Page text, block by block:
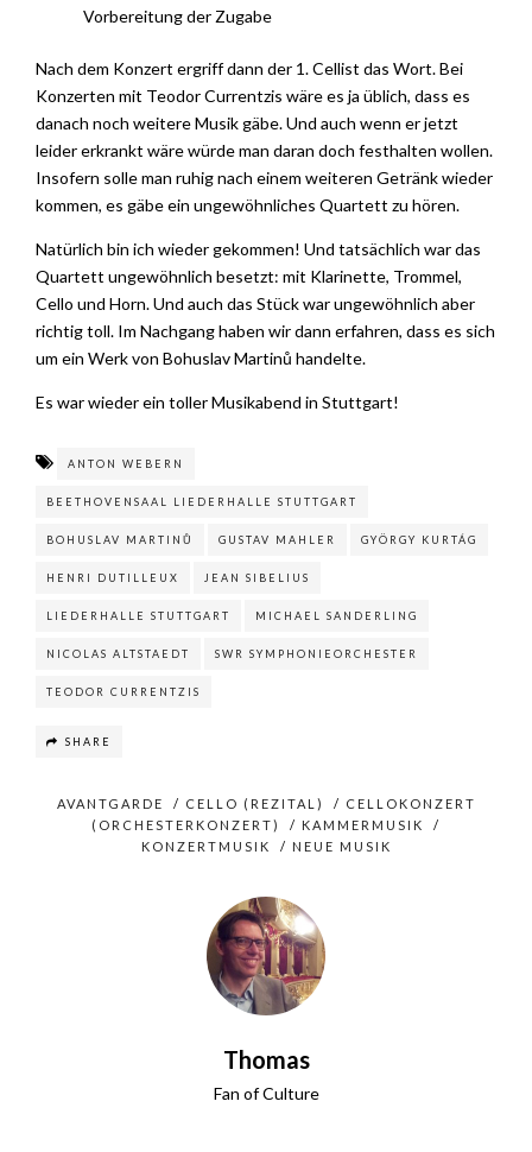
Vorbereitung der Zugabe
Nach dem Konzert ergriff dann der 1. Cellist das Wort. Bei
Konzerten mit Teodor Currentzis wäre es ja üblich, dass es
danach noch weitere Musik gäbe. Und auch wenn er jetzt
leider erkrankt wäre würde man daran doch festhalten wollen.
Insofern solle man ruhig nach einem weiteren Getränk wieder
kommen, es gäbe ein ungewöhnliches Quartett zu hören.
Natürlich bin ich wieder gekommen! Und tatsächlich war das
Quartett ungewöhnlich besetzt: mit Klarinette, Trommel,
Cello und Horn. Und auch das Stück war ungewöhnlich aber
richtig toll. Im Nachgang haben wir dann erfahren, dass es sich
um ein Werk von Bohuslav Martinů handelte.
Es war wieder ein toller Musikabend in Stuttgart!
ANTON WEBERN
BEETHOVENSAAL LIEDERHALLE STUTTGART
BOHUSLAV MARTINŮ GUSTAV MAHLER GYÖRGY KURTÁG
HENRI DUTILLEUX JEAN SIBELIUS
LIEDERHALLE STUTTGART MICHAEL SANDERLING
NICOLAS ALTSTAEDT SWR SYMPHONIEORCHESTER
TEODOR CURRENTZIS
SHARE
AVANTGARDE / CELLO (REZITAL) / CELLOKONZERT
(ORCHESTERKONZERT)
/ KAMMERMUSIK
/
KONZERTMUSIK
/ NEUE MUSIK
Thomas
Fan of Culture